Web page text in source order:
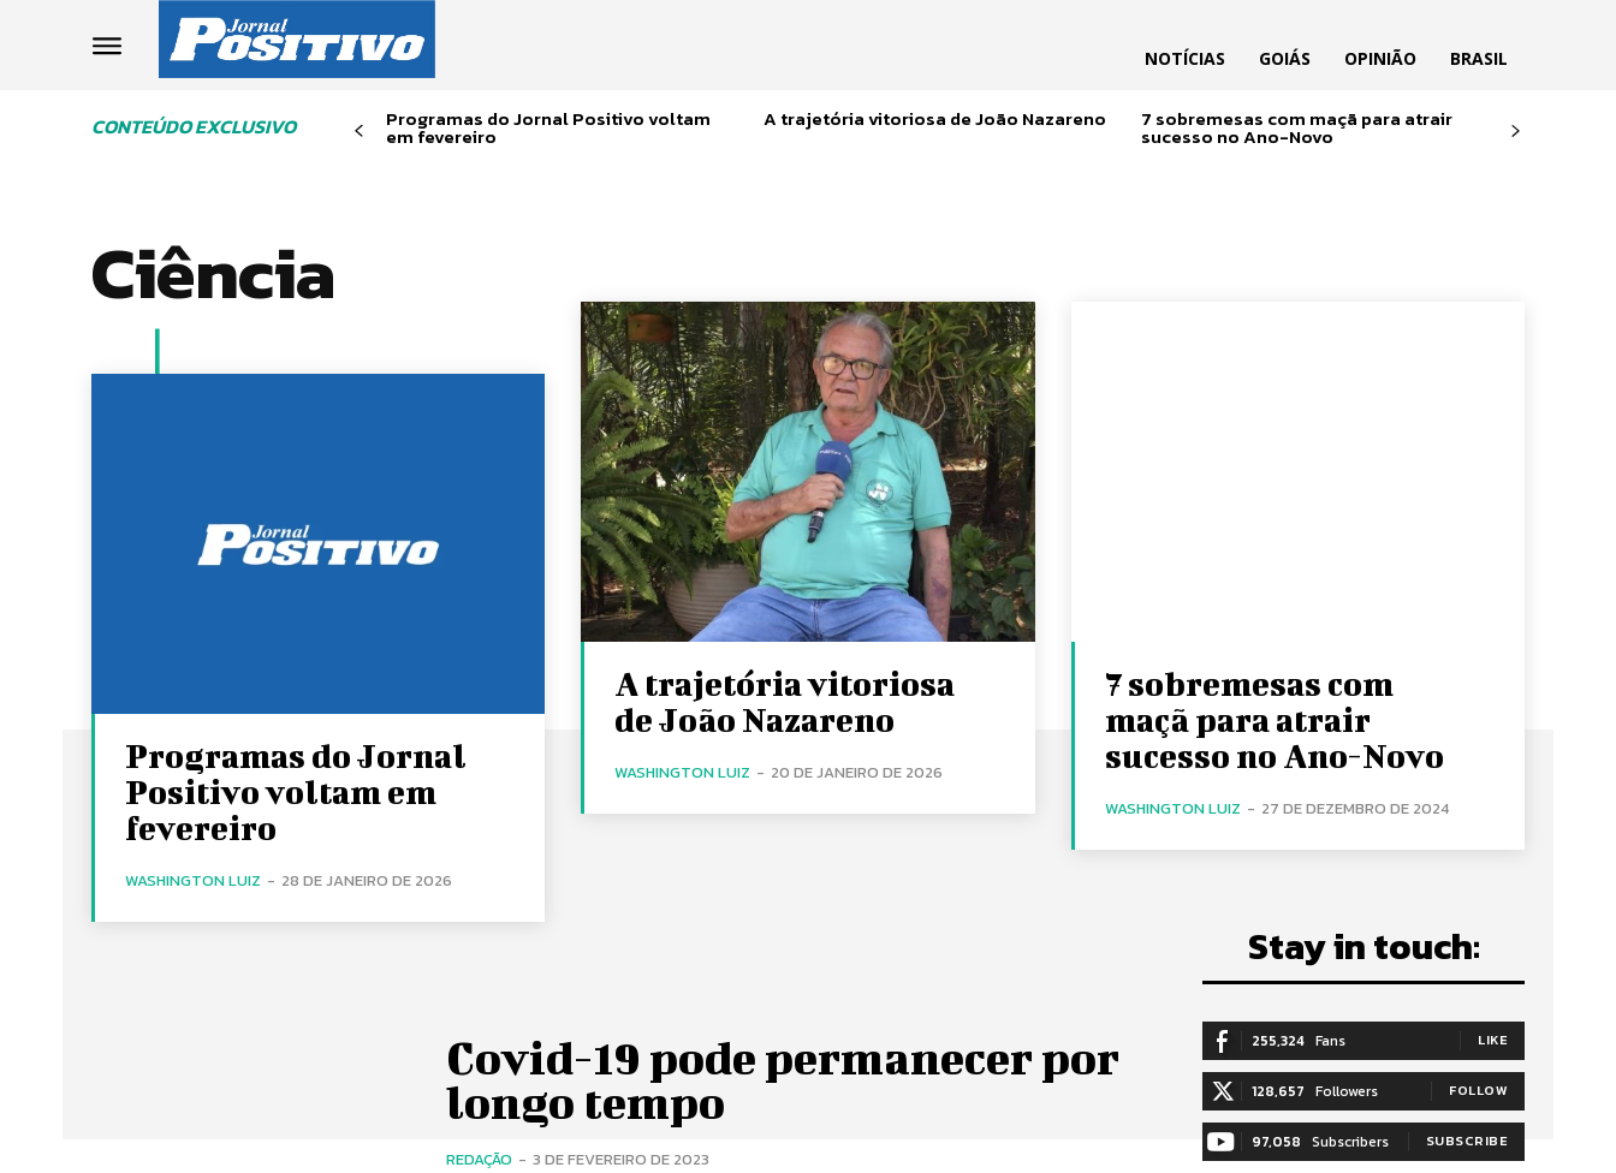
NOTÍCIAS GOIÁS OPINIÃO BRASIL
CONTEÚDO EXCLUSIVO Programas do Jornal Positivo voltam
em fevereiro
A trajetória vitoriosa de João Nazareno 7 sobremesas com maçã para atrair
sucesso no Ano-Novo
Ciência
Programas do Jornal
Positivo voltam em
fevereiro
WASHINGTON LUIZ - 28 DE JANEIRO DE 2026
A trajetória vitoriosa
de João Nazareno
WASHINGTON LUIZ - 20 DE JANEIRO DE 2026
7 sobremesas com
maçã para atrair
sucesso no Ano-Novo
WASHINGTON LUIZ - 27 DE DEZEMBRO DE 2024
Covid-19 pode permanecer por
longo tempo
REDAÇÃO - 3 DE FEVEREIRO DE 2023
Stay in touch:
255,324 Fans LIKE
128,657 Followers FOLLOW
97,058 Subscribers SUBSCRIBE